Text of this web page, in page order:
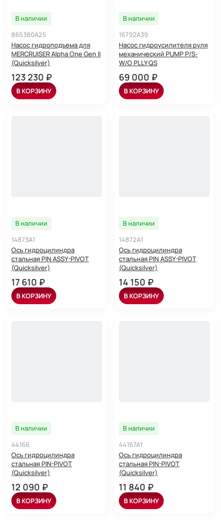
В наличии
865380A25
Насос гидроподъема для
MERCRUISER Alpha One Gen II
(Quicksilver)
123 230 ₽
В КОРЗИНУ
В наличии
16792A39
Насос гидроусилителя руля
механический PUMP P/S-
W/O PLLY QS
69 000 ₽
В КОРЗИНУ
В наличии
14873A1
Ось гидроцилиндра
стальная PIN ASSY-PIVOT
(Quicksilver)
17 610 ₽
В КОРЗИНУ
В наличии
14872A1
Ось гидроцилиндра
стальная PIN ASSY-PIVOT
(Quicksilver)
14 150 ₽
В КОРЗИНУ
В наличии
44166
Ось гидроцилиндра
стальная PIN-PIVOT
(Quicksilver)
12 090 ₽
В КОРЗИНУ
В наличии
44167A1
Ось гидроцилиндра
стальная PIN-PIVOT
(Quicksilver)
11 840 ₽
В КОРЗИНУ